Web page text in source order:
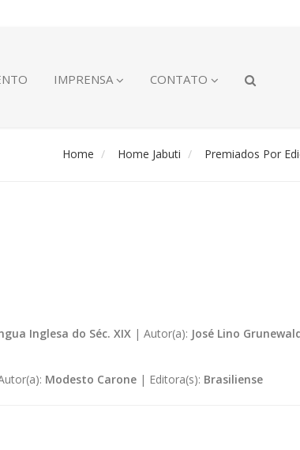
IMPRENSA CONTATO
Home Home Jabuti Premiados Por
Inglesa do Séc. XIX | Autor(a): José Lino
Modesto Carone| Editora(s): Brasiliense